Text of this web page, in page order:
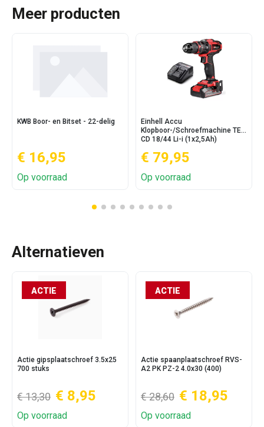
Meer producten
KWB Boor- en Bitset - 22-delig
€ 16,95
Op voorraad
Einhell Accu
Klopboor-/Schroefmachine TE-
CD 18/44 Li-i (1x2,5Ah)
€ 79,95
Op voorraad
Alternatieven
ACTIE
Actie gipsplaatschroef 3.5x25
700 stuks
€ 13,30 € 8,95
Op voorraad
ACTIE
Actie spaanplaatschroef RVS-
A2 PK PZ-2 4.0x30 (400)
€ 28,60 € 18,95
Op voorraad